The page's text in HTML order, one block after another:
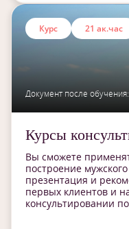
Курс 21 ак.час
Документ после обучения:
Курсы
Вы сможете
построение
презентация и
первых клиентов и
консультировании